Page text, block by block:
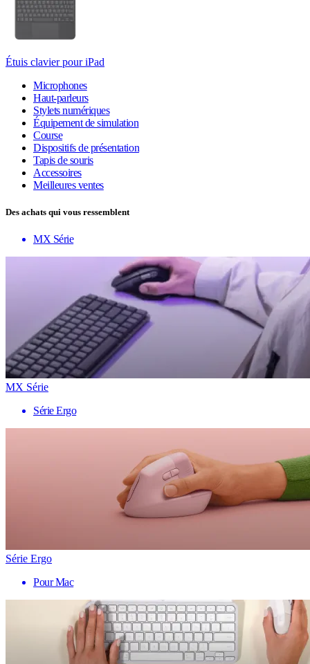
Étuis clavier pour iPad
Microphones
Haut-parleurs
Stylets numériques
Équipement de simulation
Course
Dispositifs de présentation
Tapis de souris
Accessoires
Meilleures ventes
Des achats qui vous ressemblent
MX Série
MX Série
Série Ergo
Série Ergo
Pour Mac